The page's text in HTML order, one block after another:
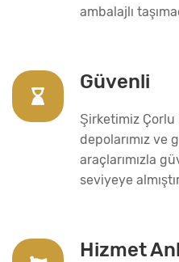
ambalajlı
Güvenli
Şirketimiz
depolarımız ve
araçlarımızla
seviyeye
Hizmet